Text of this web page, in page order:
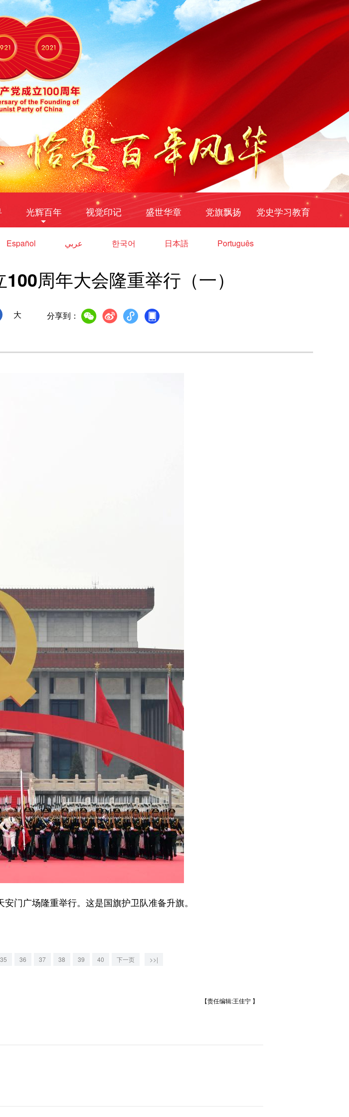
光辉百年 视觉印记 盛世华章 党旗飘扬 党史学习教育
Español عربي 한국어 日本語 Português
周年大会隆重举行（一）
大 分享到：
广场隆重举行。这是国旗护卫队准备升旗。
35 36 37 38 39 40 下一页 >>|
【责任编辑:王佳宁 】